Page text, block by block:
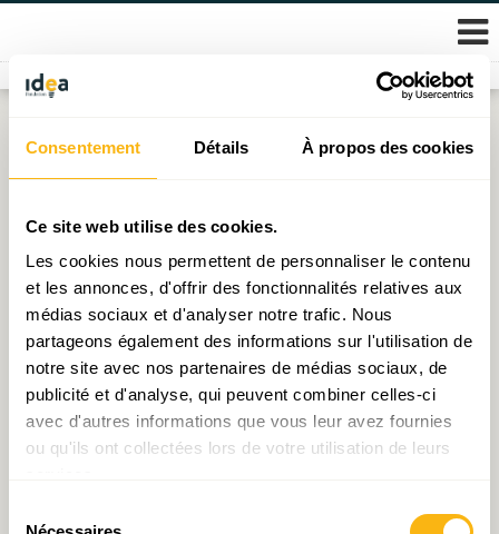
Consentement Détails À propos des cookies
Ce site web utilise des cookies.
Les cookies nous permettent de personnaliser le contenu
et les annonces, d'offrir des fonctionnalités relatives aux
médias sociaux et d'analyser notre trafic. Nous
partageons également des informations sur l'utilisation de
notre site avec nos partenaires de médias sociaux, de
publicité et d'analyse, qui peuvent combiner celles-ci
avec d'autres informations que vous leur avez fournies
ou qu'ils ont collectées lors de votre utilisation de leurs
Skip
content
Étiquette : calamité
Pour la création d’un Fonds des Calamités au
Luxembourg
Publié le04.01.2022par Thomas Valici
© 2026 Fondation IDEA
Politique de protection des données personnelles